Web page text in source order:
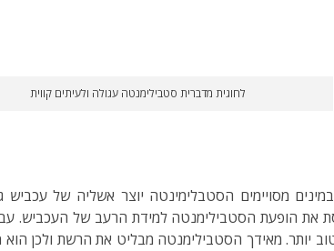
לחוגית מדברית סטבילימנטה עגולה ולעיתים קווית
מסויימים הסטבלימינטה יוצר אשליה של עכביש
הופעת הסטבילימנטה למידת הרעב של העכביש.
יותר. מאידך הסטבילימנטה מבליט את הרשת ולכן